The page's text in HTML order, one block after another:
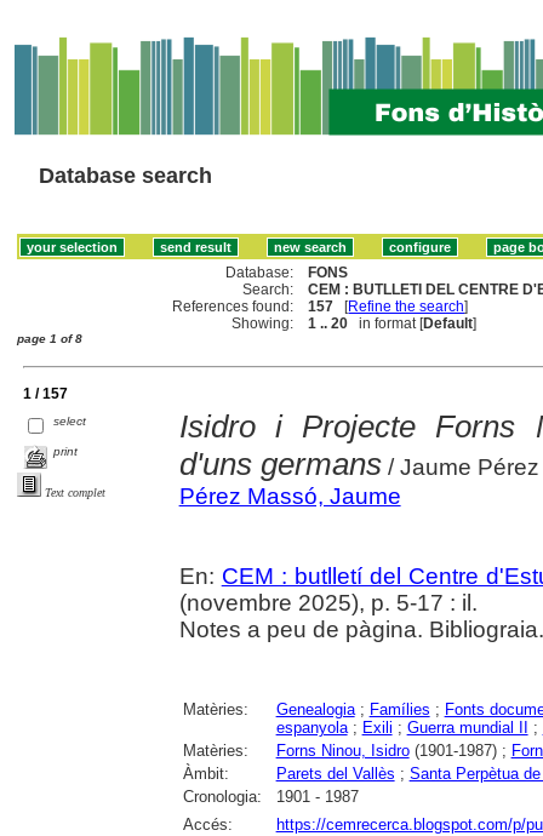
Database search
Database:
FONS
Search:
CEM : BUTLLETI DEL CENTRE
References found:
157 [Refine the search]
Showing:
1 .. 20 in format [Default]
page 1 of 8
1 / 157
select
print
Text complet
Isidro i Projecte Forns
d'uns germans/ Jaume
Pérez Massó, Jaume
En: CEM : butlletí del Centre
(novembre 2025), p. 5-17 : il.
Notes a peu de pàgina. Bibliograia.
Matèries: Genealogia; Famílies ; Fonts
espanyola; Exili ; Guerra mundial II ;
Matèries:
Forns Ninou, Isidro(1901-1987) ;
Àmbit:
Parets del Vallès ; Santa Perpètua
Cronologia:
1901 - 1987
Accés:
https://cemrecerca.blogspot.com/p/